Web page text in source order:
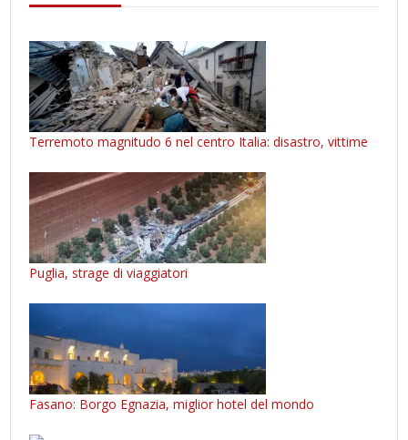
Terremoto magnitudo 6 nel centro Italia: disastro, vittime
Puglia, strage di viaggiatori
Fasano: Borgo Egnazia, miglior hotel del mondo